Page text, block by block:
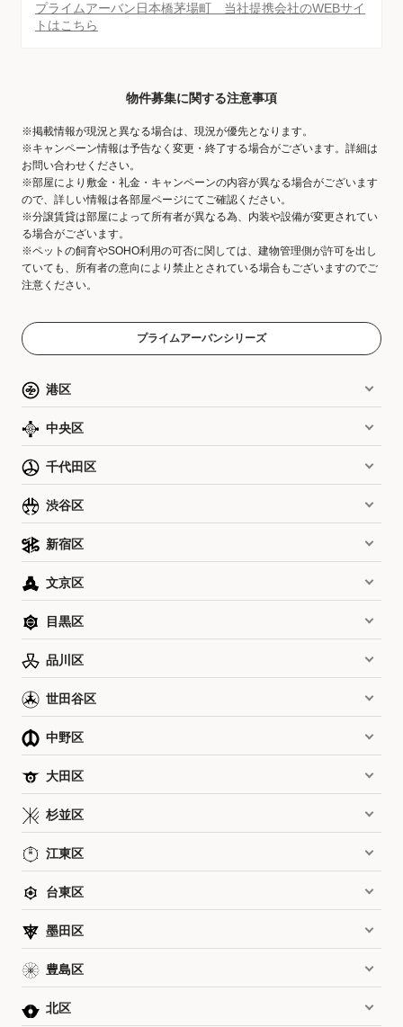
プライムアーバン日本橋茅場町 当社提携会社のWEBサイ
トはこちら
物件募集に関する注意事項
※掲載情報が現況と異なる場合は、現況が優先となります。
※キャンペーン情報は予告なく変更・終了する場合がございます。詳細は
お問い合わせください。
※部屋により敷金・礼金・キャンペーンの内容が異なる場合がございます
ので、詳しい情報は各部屋ページにてご確認ください。
※分譲賃貸は部屋によって所有者が異なる為、内装や設備が変更されてい
る場合がございます。
※ペットの飼育やSOHO利用の可否に関しては、建物管理側が許可を出し
ていても、所有者の意向により禁止とされている場合もございますのでご
注意ください。
プライムアーバンシリーズ
港区
中央区
千代田区
渋谷区
新宿区
文京区
目黒区
品川区
世田谷区
中野区
大田区
杉並区
江東区
台東区
墨田区
豊島区
北区